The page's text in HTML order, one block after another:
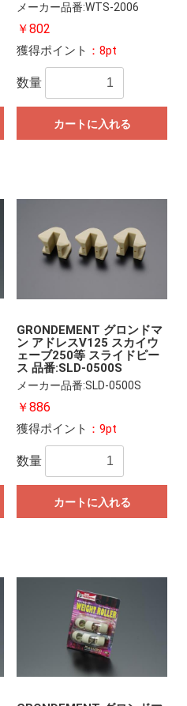
メーカー品番:WTS-2006
￥802
獲得ポイント ：8pt
数量
カートに入れる
GRONDEMENT グロンドマ
ン アドレスV125 スカイウ
ェーブ250等 スライドピー
ス 品番:SLD-0500S
メーカー品番:SLD-0500S
￥886
獲得ポイント ：9pt
数量
カートに入れる